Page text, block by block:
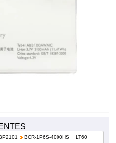
BCR-1P6S-4000HS
LT60